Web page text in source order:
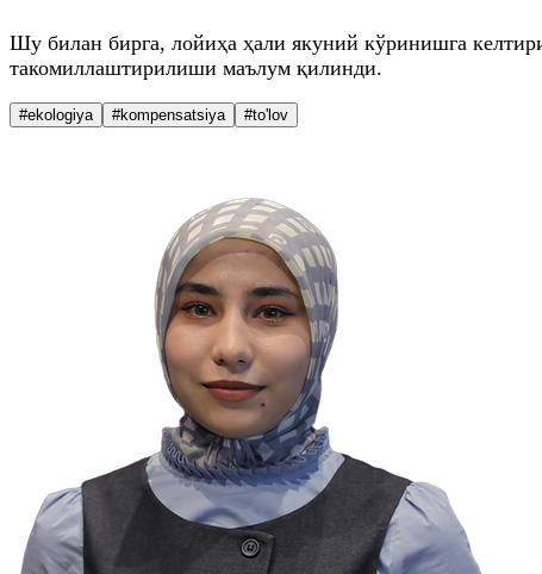
Шу билан бирга, лойиҳа ҳали якуний кўринишга
такомиллаштирилиши маълум қилинди.
#ekologiya #kompensatsiya #to'lov